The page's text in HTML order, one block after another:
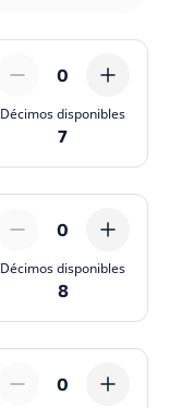
0
Décimos disponibles
7
0
Décimos disponibles
8
0